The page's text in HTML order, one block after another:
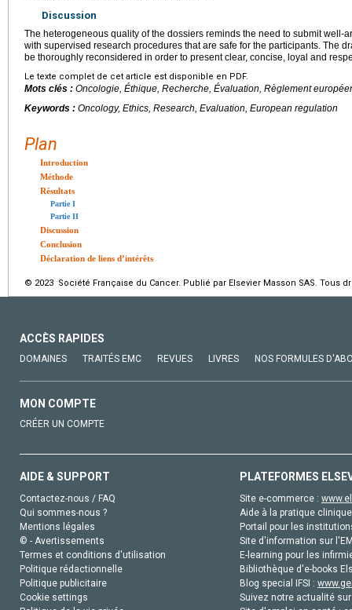
Discussion
The heterogeneous quality of the dossiers reminds the need to submit well-
with supervised research procedures that are safe for the participants. The
be thoroughly reconsidered in order to present clear, concise, loyal and
Le texte complet de cet article est disponible en PDF.
Mots clés : Oncologie, Éthique, Recherche, Évaluation, Règlement
Keywords : Oncology, Ethics, Research, Evaluation, European regulation
Plan
Introduction
Méthode
Résultats
Partie I
Partie II
Discussion
Conclusion
Déclaration de liens d’intérêts
© 2023 Société Française du Cancer. Publié par Elsevier Masson SAS. Tous
ACCÈS RAPIDES
DOMAINES TRAITÉS EMC REVUES LIVRES NOS FORMULES
MON COMPTE
CRÉER UN COMPTE
AIDE & SUPPORT
Contactez-nous / FAQ
Qui sommes-nous ?
Mentions légales
© - Avertissements
Termes et conditions d'utilisation
Politique rédactionnelle
Politique publicitaire
Cookie settings
PLATEFORMES
Site e-commerce :
Aide à la pratique
Portail pour les
Site d'information sur
E-learning pour les
Bibliothèque d'e-books
Blog special IFSI :
Suivez notre actualité